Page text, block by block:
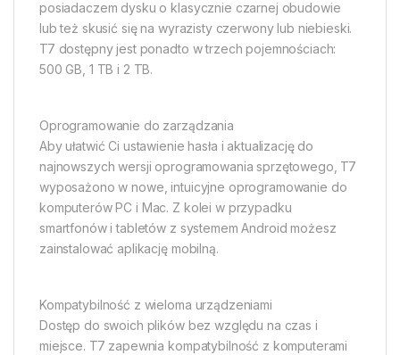
posiadaczem dysku o klasycznie czarnej obudowie
lub też skusić się na wyrazisty czerwony lub niebieski.
T7 dostępny jest ponadto w trzech pojemnościach:
500 GB, 1 TB i 2 TB.
Oprogramowanie do zarządzania
Aby ułatwić Ci ustawienie hasła i aktualizację do
najnowszych wersji oprogramowania sprzętowego, T7
wyposażono w nowe, intuicyjne oprogramowanie do
komputerów PC i Mac. Z kolei w przypadku
smartfonów i tabletów z systemem Android możesz
zainstalować aplikację mobilną.
Kompatybilność z wieloma urządzeniami
Dostęp do swoich plików bez względu na czas i
miejsce. T7 zapewnia kompatybilność z komputerami